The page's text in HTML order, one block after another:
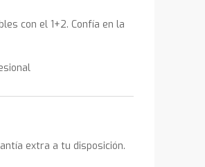
con el 1+2. Confía en la
extra a tu disposición.